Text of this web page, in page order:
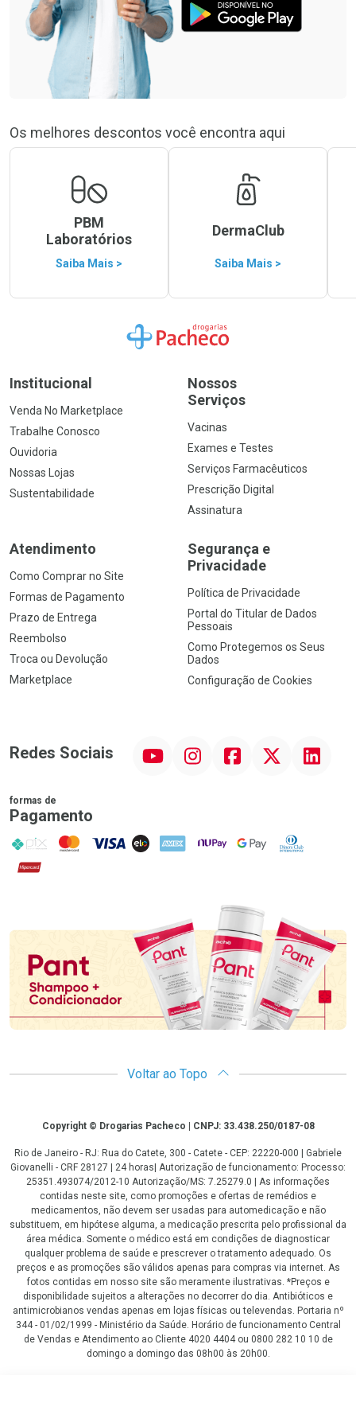
Os melhores descontos você encontra aqui
PBM
Laboratórios
Saiba Mais >
DermaClub
Saiba Mais >
Ir para a Home
Institucional
Venda No Marketplace
Trabalhe Conosco
Ouvidoria
Nossas Lojas
Sustentabilidade
Nossos
Serviços
Vacinas
Exames e Testes
Serviços Farmacêuticos
Prescrição Digital
Assinatura
Atendimento
Como Comprar no Site
Formas de Pagamento
Prazo de Entrega
Reembolso
Troca ou Devolução
Marketplace
Segurança e
Privacidade
Política de Privacidade
Portal do Titular de Dados
Pessoais
Como Protegemos os Seus
Dados
Configuração de Cookies
Redes Sociais InstagramFacebookTwitter Linkedin
formas de
Pagamento
PIX MasterCard
VISA ELO AMEX NuPay Google PayDiners Club
Hipercard
Promoção em Destaque
Voltar ao Topo
CopyrightCopyright © Drogarias Pacheco | CNPJ: 33.438.250/0187-08
Rio de Janeiro - RJ: Rua do Catete, 300 - Catete - CEP: 22220-000 | Gabriele
Giovanelli - CRF 28127 | 24 horas| Autorização de funcionamento: Processo:
25351.493074/2012-10 Autorização/MS: 7.25279.0 | As informações
contidas neste site, como promoções e ofertas de remédios e
medicamentos, não devem ser usadas para automedicação e não
substituem, em hipótese alguma, a medicação prescrita pelo profissional da
área médica. Somente o médico está em condições de diagnosticar
qualquer problema de saúde e prescrever o tratamento adequado. Os
preços e as promoções são válidos apenas para compras via internet. As
fotos contidas em nosso site são meramente ilustrativas. *Preços e
disponibilidade sujeitos a alterações no decorrer do dia. Antibióticos e
antimicrobianos vendas apenas em lojas físicas ou televendas. Portaria nº
344 - 01/02/1999 - Ministério da Saúde. Horário de funcionamento Central
de Vendas e Atendimento ao Cliente 4020 4404 ou 0800 282 10 10 de
domingo a domingo das 08h00 às 20h00.